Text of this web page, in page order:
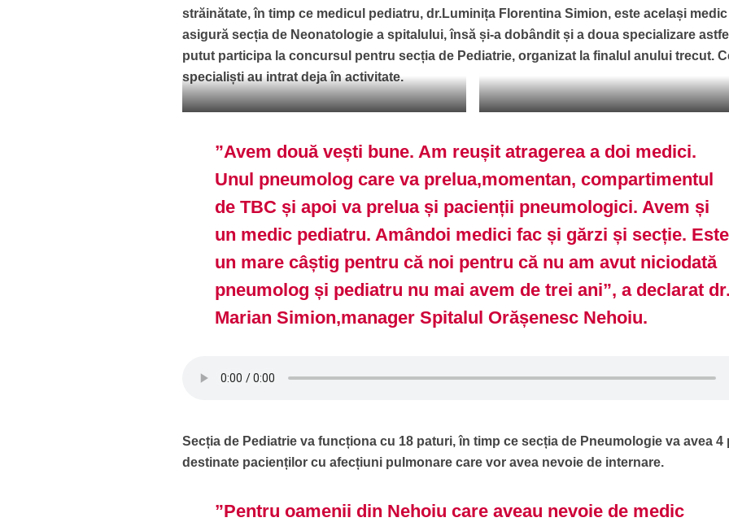
străinătate, în timp ce medicul pediatru, dr.Luminița Florentina Simion, este același
asigură secția de Neonatologie a spitalului, însă și-a dobândit și a doua specializare
putut participa la concursul pentru secția de Pediatrie, organizat la finalul anului trecut.
specialiști au intrat deja în activitate.
”Avem două vești bune. Am reușit atragerea a doi medici.
Unul pneumolog care va prelua,momentan, compartimentul
de TBC și apoi va prelua și pacienții pneumologici. Avem și
un medic pediatru. Amândoi medici fac și gărzi și secție. Este
un mare câștig pentru că noi pentru că nu am avut niciodată
pneumolog și pediatru nu mai avem de trei ani”, a declarat dr.
Marian Simion,manager Spitalul Orășenesc Nehoiu.
Secția de Pediatrie va funcționa cu 18 paturi, în timp ce secția de Pneumologie va avea 4
destinate pacienților cu afecțiuni pulmonare care vor avea nevoie de internare.
”Pentru oamenii din Nehoiu care aveau nevoie de medic